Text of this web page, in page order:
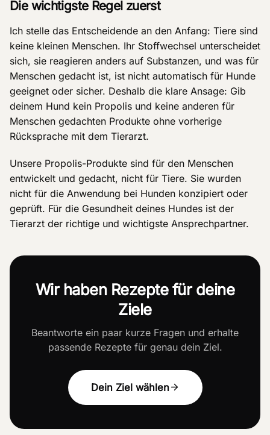
Die wichtigste Regel zuerst
Ich stelle das Entscheidende an den Anfang: Tiere sind
keine kleinen Menschen. Ihr Stoffwechsel unterscheidet
sich, sie reagieren anders auf Substanzen, und was für
Menschen gedacht ist, ist nicht automatisch für Hunde
geeignet oder sicher. Deshalb die klare Ansage: Gib
deinem Hund kein Propolis und keine anderen für
Menschen gedachten Produkte ohne vorherige
Rücksprache mit dem Tierarzt.
Unsere Propolis-Produkte sind für den Menschen
entwickelt und gedacht, nicht für Tiere. Sie wurden
nicht für die Anwendung bei Hunden konzipiert oder
geprüft. Für die Gesundheit deines Hundes ist der
Tierarzt der richtige und wichtigste Ansprechpartner.
Wir haben Rezepte für deine
Ziele
Beantworte ein paar kurze Fragen und erhalte
passende Rezepte für genau dein Ziel.
Dein Ziel wählen